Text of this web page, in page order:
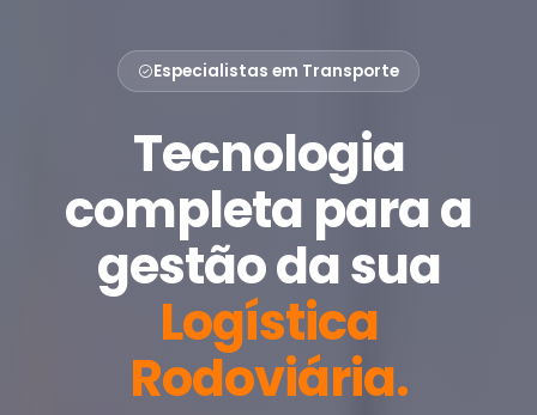
Especialistas em Transporte
Tecnologia
completa para a
gestão da sua
Logística
Rodoviária.